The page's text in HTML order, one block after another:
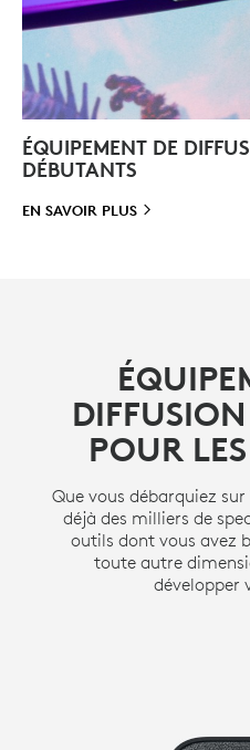
ÉQUIPEMENT DE
DÉBUTANTS
EN SAVOIR PLUS
POUR
Que vous débarquiez
déjà des milliers de
outils dont vous avez
toute autre
développer